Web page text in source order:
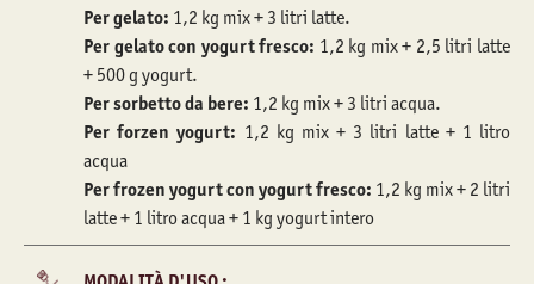
Per gelato: 1,2 kg mix + 3 litri latte.
Per gelato con yogurt fresco: 1,2 kg mix + 2,5 litri latte
+ 500 g yogurt.
Per sorbetto da bere: 1,2 kg mix + 3 litri acqua.
Per forzen yogurt: 1,2 kg mix + 3 litri latte + 1 litro
acqua
Per frozen yogurt con yogurt fresco: 1,2 kg mix + 2 litri
latte + 1 litro acqua + 1 kg yogurt intero